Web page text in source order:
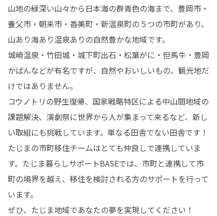
いてみたい
・地方での仕事や住
相談したい
らよいか知りたい
そんな段階でも大
ーなど、今の段階に
気になる方は、ペー
い」ボタンからお
山地の緑深い山々から日本海の群青色の海まで、豊岡市・
養父市・朝来市・香美町・新温泉町の５つの市町があり、
山あり海あり温泉ありの自然豊かな地域です。
城崎温泉・竹田城・城下町出石・松葉がに・但馬牛・豊岡
かばんなどが有名ですが、自然やおいしいもの、観光地だ
けではありません。
コウノトリの野生復帰、国家戦略特区による中山間地域の
課題解決、演劇祭に世界から人が集まって来るなど、新し
い取組にも挑戦しています。単なる田舎でない田舎です！
たじまの市町移住チームはとても仲良しで連携していま
す。たじま暮らしサポートBASEでは、市町と連携して市
町の境界を越え、移住を検討される方のサポートを行って
います。
ぜひ、たじま地域であなたの夢を実現してください！